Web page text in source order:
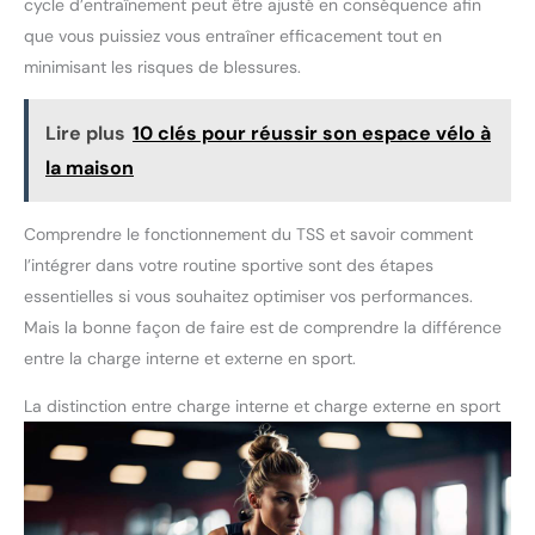
quatre boulons, largement
répandue, pour une
compatibilité accrue. Avec le
plateau Magene d'origine, les
changements de vitesse sont
cycle d’entraînement peut être ajusté en conséquence afin
que vous puissiez vous entraîner efficacement tout en
minimisant les risques de blessures.
Lire plus 10 clés pour réussir son espace vélo à
la maison
Comprendre le fonctionnement du TSS et savoir comment
l’intégrer dans votre routine sportive sont des étapes
essentielles si vous souhaitez optimiser vos performances.
Mais la bonne façon de faire est de comprendre la différence
entre la charge interne et externe en sport.
La distinction entre charge interne et charge externe en sport